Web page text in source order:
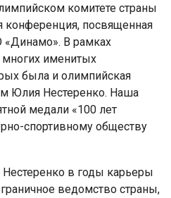
комитете страны
конференция, посвященная
В рамках
многих именитых
была и олимпийская
Юлия Нестеренко. Наша
медали «100 лет
спортивному обществу
в годы карьеры
ведомство страны,